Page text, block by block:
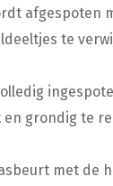
afgespoten
te
en grondig te
met de